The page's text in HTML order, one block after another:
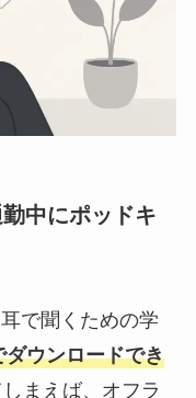
中にポッドキ
で聞くための学
ウンロードでき
まえば、オフラ